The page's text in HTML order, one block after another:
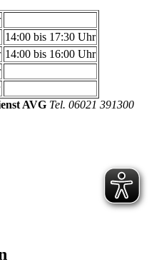
14:00 bis 17:30 Uhr
14:00 bis 16:00 Uhr
AVG Tel. 06021 391300